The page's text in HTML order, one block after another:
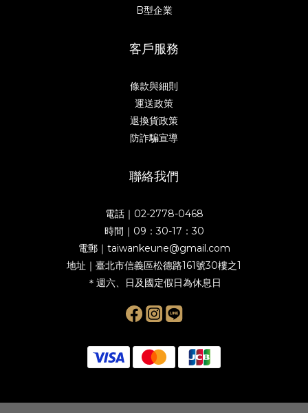
B型企業
客戶服務
條款與細則
運送政策
退換貨政策
防詐騙宣導
聯絡我們
電話｜02-2778-0468
時間｜09：30-17：30
電郵｜taiwankeune@gmail.com
地址｜臺北市信義區松德路161號30樓之1
＊週六、日及國定假日為休息日